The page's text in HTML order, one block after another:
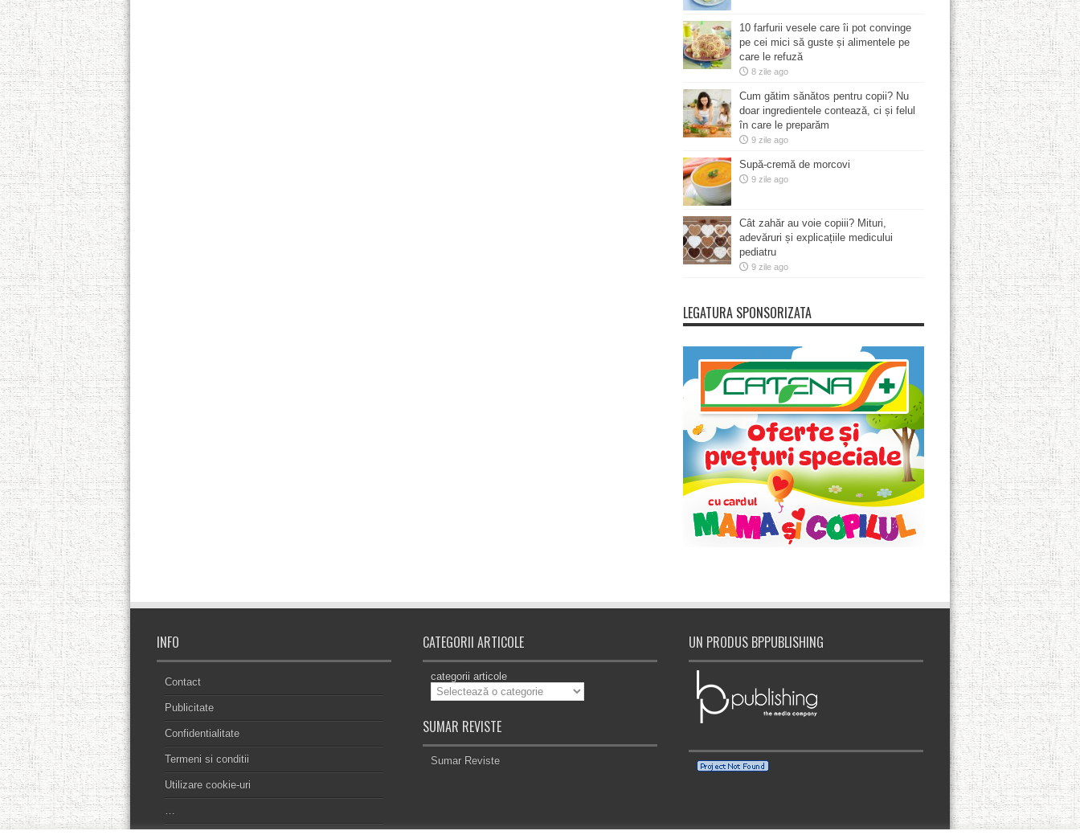
10 farfurii vesele care îi pot convinge
pe cei mici să guste și alimentele pe
care le refuză
8 zile ago
Cum gătim sănătos pentru copii? Nu
doar ingredientele contează, ci și felul
în care le preparăm
9 zile ago
Supă-cremă de morcovi
9 zile ago
Cât zahăr au voie copiii? Mituri,
adevăruri și explicațiile medicului
pediatru
9 zile ago
LEGATURA SPONSORIZATA
INFO
Contact
Publicitate
Confidentialitate
Termeni si conditii
Utilizare cookie-uri
…
CATEGORII ARTICOLE
categorii articole
SUMAR REVISTE
Sumar Reviste
UN PRODUS BPPUBLISHING